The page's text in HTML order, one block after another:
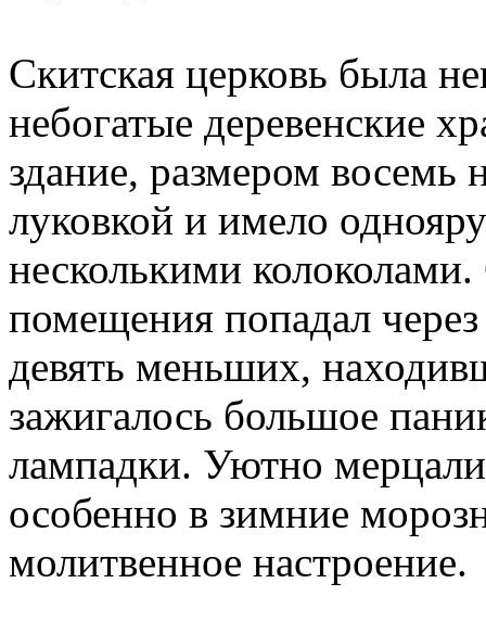
Скитская церковь была
небогатые деревенские
здание, размером восемь
луковкой и имело
несколькими колоколами.
помещения попадал
девять меньших,
зажигалось большое
лампадки. Уютно
особенно в зимние
молитвенное настроение.